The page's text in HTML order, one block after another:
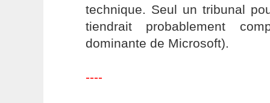
technique. Seul un tribunal
tiendrait probablement
dominante de Microsoft).
----